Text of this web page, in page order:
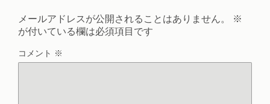
メールアドレスが公開されることはありません。
※
が付いている欄は必須項目です
コメント ※